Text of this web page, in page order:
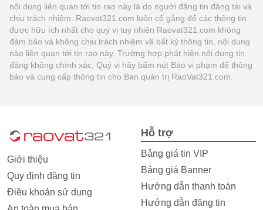
nội dung liên quan tới tin rao này là do người đăng tin đăng tải và
chịu trách nhiệm. Raovat321.com luôn cố gắng để các thông tin
được hữu ích nhất cho quý vị tuy nhiên Raovat321.com không
đảm bảo và không chịu trách nhiệm về bất kỳ thông tin, nội dung
nào liên quan tới tin rao này. Trường hợp phát hiện nội dung tin
đăng không chính xác, Quý vị hãy bấm nút Báo vi phạm để thông
báo và cung cấp thông tin cho Ban quản trị RaoVat321.com.
Giới thiệu
Quy định đăng tin
Điều khoản sử dụng
Hỗ trợ
Bảng giá tin VIP
Bảng giá Banner
Hướng dẫn thanh toán
Hướng dẫn đăng tin